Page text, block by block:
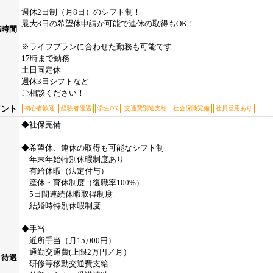
間
週休2日制（月8日）のシフト制！
最大8日の希望休申請が可能で連休の取得もOK！
※ライフプランに合わせた勤務も可能です
17時まで勤務
土日固定休
週休3日シフトなど
ご相談ください！
ト
初心者歓迎 経験者優遇 学生OK 交通費別途支給 社会保険完備 社員登用あり
待遇
◆社保完備
◆希望休、連休の取得も可能なシフト制
年末年始特別休暇制度あり
有給休暇（法定付与）
産休・育休制度（復職率100%）
5日間連続休暇取得制度
結婚時特別休暇制度
◆手当
近所手当（月15,000円）
通勤交通費(上限2万円／月）
研修等移動交通費支給